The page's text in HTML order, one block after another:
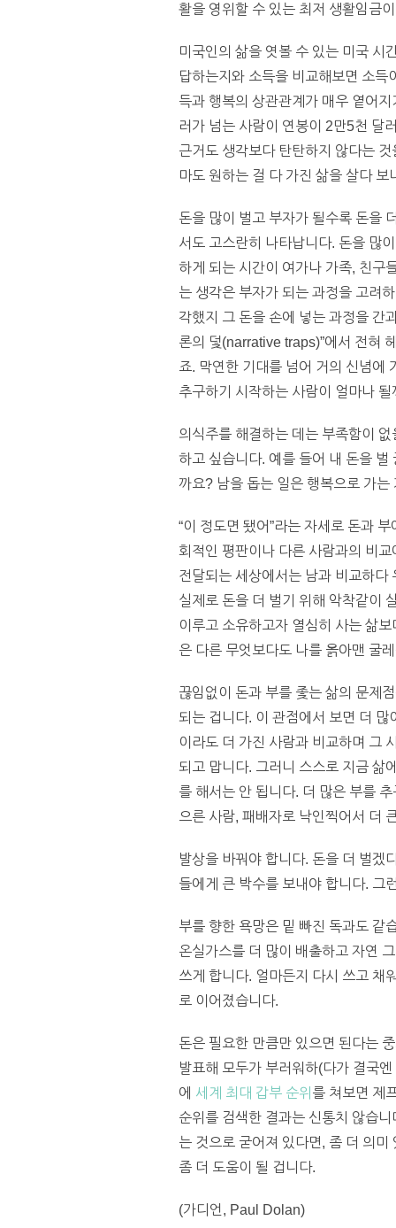
활을 영위할 수 있는 최저 생활임금
미국인의 삶을 엿볼 수 있는 미국
답하는지와 소득을 비교해보면 소
득과 행복의 상관관계가 매우 옅어
러가 넘는 사람이 연봉이 2만5천 달
근거도 생각보다 탄탄하지 않다는
마도 원하는 걸 다 가진 삶을 살다
돈을 많이 벌고 부자가 될수록 돈을
서도 고스란히 나타납니다. 돈을 많
하게 되는 시간이 여가나 가족, 친구
는 생각은 부자가 되는 과정을 고려
각했지 그 돈을 손에 넣는 과정을 간
론의 덫(narrative traps)”에서 전혀
죠. 막연한 기대를 넘어 거의 신념에
추구하기 시작하는 사람이 얼마나
의식주를 해결하는 데는 부족함이
하고 싶습니다. 예를 들어 내 돈을
까요? 남을 돕는 일은 행복으로 가
“이 정도면 됐어”라는 자세로 돈과
회적인 평판이나 다른 사람과의 비
전달되는 세상에서는 남과 비교하다
실제로 돈을 더 벌기 위해 악착같이
이루고 소유하고자 열심히 사는 삶
은 다른 무엇보다도 나를 옭아맨 굴
끊임없이 돈과 부를 좇는 삶의 문제
되는 겁니다. 이 관점에서 보면 더
이라도 더 가진 사람과 비교하며 그
되고 맙니다. 그러니 스스로 지금 삶
를 해서는 안 됩니다. 더 많은 부를
으른 사람, 패배자로 낙인찍어서 더
발상을 바꿔야 합니다. 돈을 더 벌겠
들에게 큰 박수를 보내야 합니다. 그
부를 향한 욕망은 밑 빠진 독과도 같
온실가스를 더 많이 배출하고 자연
쓰게 합니다. 얼마든지 다시 쓰고 채
로 이어졌습니다.
돈은 필요한 만큼만 있으면 된다는
발표해 모두가 부러워하(다가 결국
에 세계 최대 갑부 순위 를 쳐보면 제
순위를 검색한 결과는 신통치 않습
는 것으로 굳어져 있다면, 좀 더 의
좀 더 도움이 될 겁니다.
(가디언, Paul Dolan)